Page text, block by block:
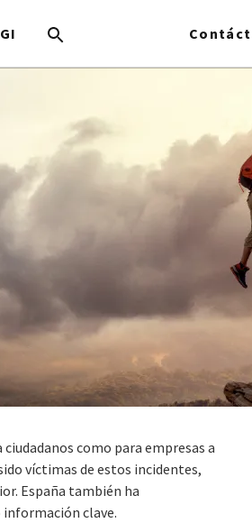
como para empresas a
víctimas de estos incidentes,
España también ha
clave.